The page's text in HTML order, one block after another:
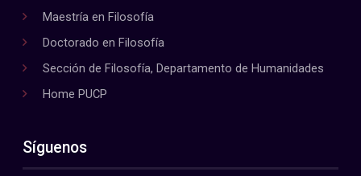
Maestría en Filosofía
Doctorado en Filosofía
Sección de Filosofía, Departamento de Humanidades
Home PUCP
Síguenos